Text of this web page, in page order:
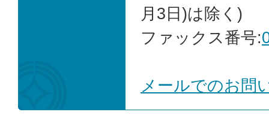
月3日)は除く)
ファックス番号:
メールでのお問